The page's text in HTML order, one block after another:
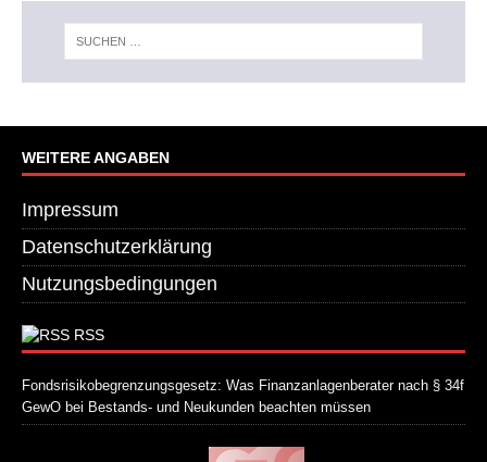
WEITERE ANGABEN
Impressum
Datenschutzerklärung
Nutzungsbedingungen
RSS
Fondsrisikobegrenzungsgesetz: Was Finanzanlagenberater nach § 34f
GewO bei Bestands- und Neukunden beachten müssen